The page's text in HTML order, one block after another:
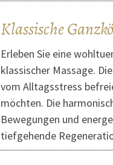
Klassische
Erleben Sie eine
klassischer Massage.
vom Alltagsstress
möchten. Die
Bewegungen und
tiefgehende